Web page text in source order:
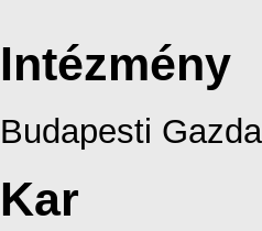
Intézmény
Budapesti
Kar